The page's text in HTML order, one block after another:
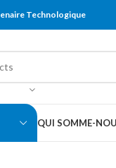
Technologique
QUI SOMME-